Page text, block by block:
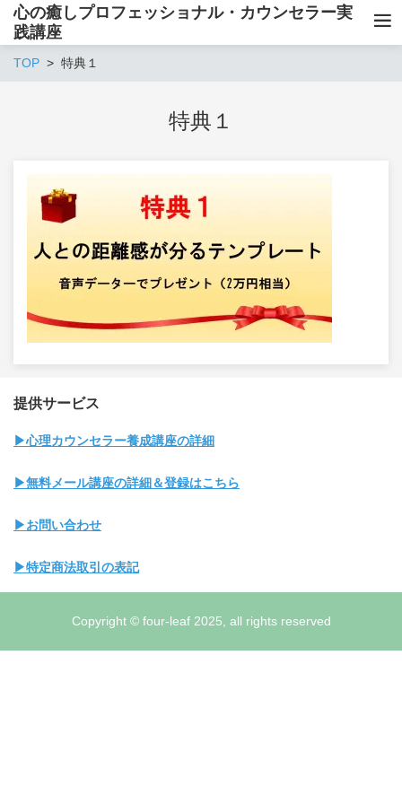
心の癒しプロフェッショナル・カウンセラー実
践講座
TOP 特典１
特典１
提供サービス
▶心理カウンセラー養成講座の詳細
▶無料メール講座の詳細＆登録はこちら
▶お問い合わせ
▶特定商法取引の表記
Copyright © four-leaf 2025, all rights reserved